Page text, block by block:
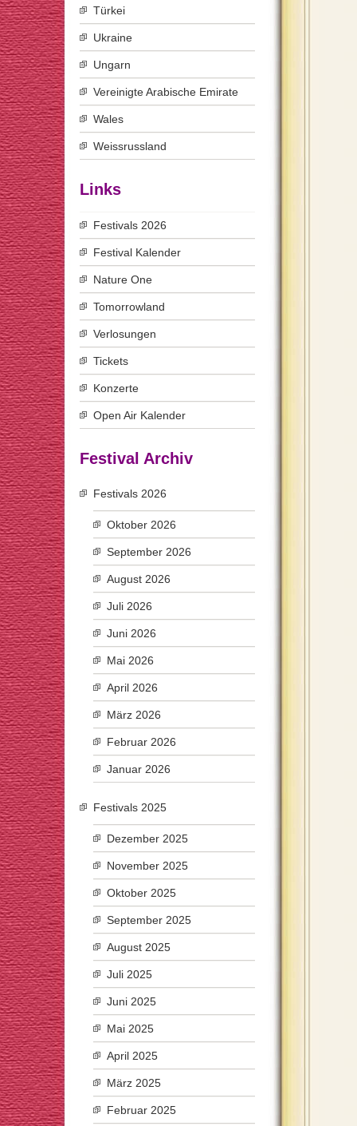
Türkei
Ukraine
Ungarn
Vereinigte Arabische Emirate
Wales
Weissrussland
Links
Festivals 2026
Festival Kalender
Nature One
Tomorrowland
Verlosungen
Tickets
Konzerte
Open Air Kalender
Festival Archiv
Festivals 2026
Oktober 2026
September 2026
August 2026
Juli 2026
Juni 2026
Mai 2026
April 2026
März 2026
Februar 2026
Januar 2026
Festivals 2025
Dezember 2025
November 2025
Oktober 2025
September 2025
August 2025
Juli 2025
Juni 2025
Mai 2025
April 2025
März 2025
Februar 2025